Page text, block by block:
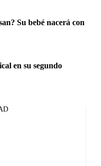
Su bebé nacerá con
en su segundo